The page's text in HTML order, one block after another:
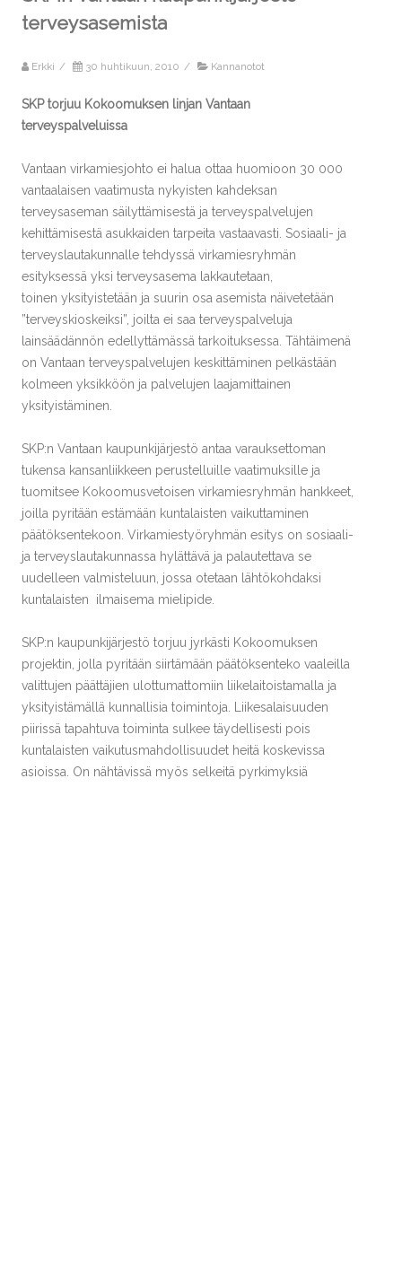
terveysasemista
Erkki / 30 huhtikuun, 2010 / Kannanotot
SKP torjuu Kokoomuksen linjan Vantaan
terveyspalveluissa
Vantaan virkamiesjohto ei halua ottaa huomioon 30 000
vantaalaisen vaatimusta nykyisten kahdeksan
terveysaseman säilyttämisestä ja terveyspalvelujen
kehittämisestä asukkaiden tarpeita vastaavasti. Sosiaali- ja
terveyslautakunnalle tehdyssä virkamiesryhmän
esityksessä yksi terveysasema lakkautetaan,
toinen yksityistetään ja suurin osa asemista näivetetään
”terveyskioskeiksi”, joilta ei saa terveyspalveluja
lainsäädännön edellyttämässä tarkoituksessa. Tähtäimenä
on Vantaan terveyspalvelujen keskittäminen pelkästään
kolmeen yksikköön ja palvelujen laajamittainen
yksityistäminen.
SKP:n Vantaan kaupunkijärjestö antaa varauksettoman
tukensa kansanliikkeen perustelluille vaatimuksille ja
tuomitsee Kokoomusvetoisen virkamiesryhmän hankkeet,
joilla pyritään estämään kuntalaisten vaikuttaminen
päätöksentekoon. Virkamiestyöryhmän esitys on sosiaali-
ja terveyslautakunnassa hylättävä ja palautettava se
uudelleen valmisteluun, jossa otetaan lähtökohdaksi
kuntalaisten ilmaisema mielipide.
SKP:n kaupunkijärjestö torjuu jyrkästi Kokoomuksen
projektin, jolla pyritään siirtämään päätöksenteko vaaleilla
valittujen päättäjien ulottumattomiin liikelaitoistamalla ja
yksityistämällä kunnallisia toimintoja. Liikesalaisuuden
piirissä tapahtuva toiminta sulkee täydellisesti pois
kuntalaisten vaikutusmahdollisuudet heitä koskevissa
asioissa. On nähtävissä myös selkeitä pyrkimyksiä